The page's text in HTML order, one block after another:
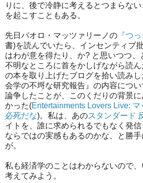
りに、後で冷静に考えるとつまらな
を起こすこともある。
先日パオロ・マッツァリーノの 『つ
書)を読んでいたら、インセンティブ
はわが意を得たり、か? と思いつつ
不明なところに首をかしげながら読
の本を取り上げたブログを拾い読み
会学の不埒な研究報告』の内容につい
論争したことが、このくだりの背景
かった(Entertainments Lovers Live:
必死だな)。私は、あのスタンダード
イトを、誰に求められるでもなく発
ならではの実感もあるのかな、と勝
が。
私も経済学のことはわからないので
考えてみよう。